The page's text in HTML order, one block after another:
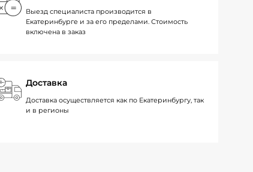
Выезд специалиста производится в
Екатеринбурге и за его пределами. Стоимость
включена в заказ
Доставка
Доставка осуществляется как по Екатеринбургу, так
и в регионы